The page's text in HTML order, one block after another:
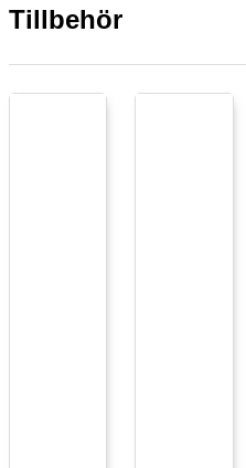
Tillbehör